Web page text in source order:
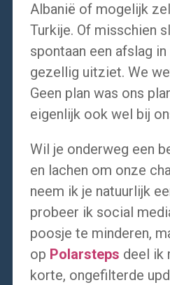
Albanië of mogelijk
Turkije. Of misschien
spontaan een afslag
gezellig uitziet. We
Geen plan was ons
eigenlijk ook wel bij
Wil je onderweg een
en lachen om onze
neem ik je natuurlijk
probeer ik social
poosje te minderen,
op Polarsteps deel ik
korte, ongefilterde